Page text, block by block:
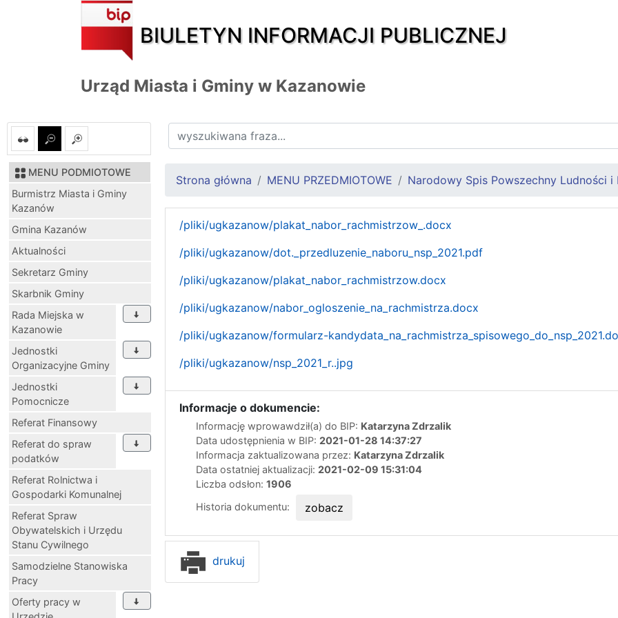
BIULETYN INFORMACJI PUBLICZNEJ
Urząd Miasta i Gminy w Kazanowie
MENU PODMIOTOWE
Burmistrz Miasta i Gminy
Kazanów
Gmina Kazanów
Aktualności
Sekretarz Gminy
Skarbnik Gminy
Rada Miejska w
Kazanowie
Jednostki
Organizacyjne Gminy
Jednostki
Pomocnicze
Referat Finansowy
Referat do spraw
podatków
Referat Rolnictwa i
Gospodarki Komunalnej
Referat Spraw
Obywatelskich i Urzędu
Stanu Cywilnego
Samodzielne Stanowiska
Pracy
Oferty pracy w
Strona główna MENU PRZEDMIOTOWE Narodowy Spis Powszechny Ludności i
/pliki/ugkazanow/plakat_nabor_rachmistrzow_.docx
/pliki/ugkazanow/dot._przedluzenie_naboru_nsp_2021.pdf
/pliki/ugkazanow/plakat_nabor_rachmistrzow.docx
/pliki/ugkazanow/nabor_ogloszenie_na_rachmistrza.docx
/pliki/ugkazanow/formularz-
/pliki/ugkazanow/nsp_2021_r..jpg
Informacje o dokumencie:
Informację wprowawdził(a) do BIP: Katarzyna Zdrzalik
Data udostępnienia w BIP: 2021-01-28 14:37:27
Informacja zaktualizowana przez: Katarzyna Zdrzalik
Data ostatniej aktualizacji: 2021-02-09 15:31:04
Liczba odsłon: 1906
Historia dokumentu:
zobacz
drukuj